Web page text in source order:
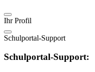
Ihr Profil
Schulportal-Support
Schulportal-Support: